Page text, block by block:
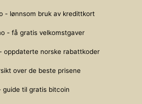
- lønnsom bruk av kredittkort
- få gratis velkomstgaver
oppdaterte norske rabattkoder
over de beste prisene
guide til gratis bitcoin